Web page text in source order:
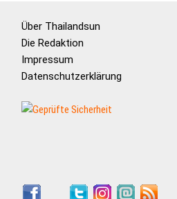
Über Thailandsun
Die Redaktion
Impressum
Datenschutzerklärung